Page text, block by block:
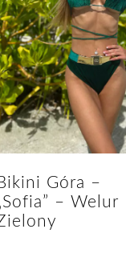
Góra –
– Welur